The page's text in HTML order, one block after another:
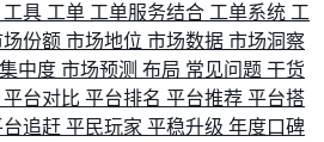
工具 工单 工单服务结合 工单系统 工
份额 市场地位 市场数据 市场洞察
中度 市场预测 布局 常见问题 干货
平台对比 平台排名 平台推荐 平台搭
台追赶 平民玩家 平稳升级 年度口碑